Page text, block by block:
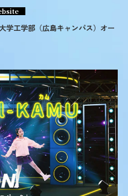
学工学部（広島キャンパス）オー